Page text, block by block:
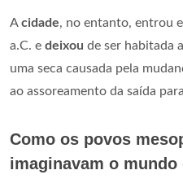
Acidade, no entanto, entrou
a.C. e deixou de ser habitada
uma seca causada pela
ao assoreamento da saída
Como os povos
imaginavam o